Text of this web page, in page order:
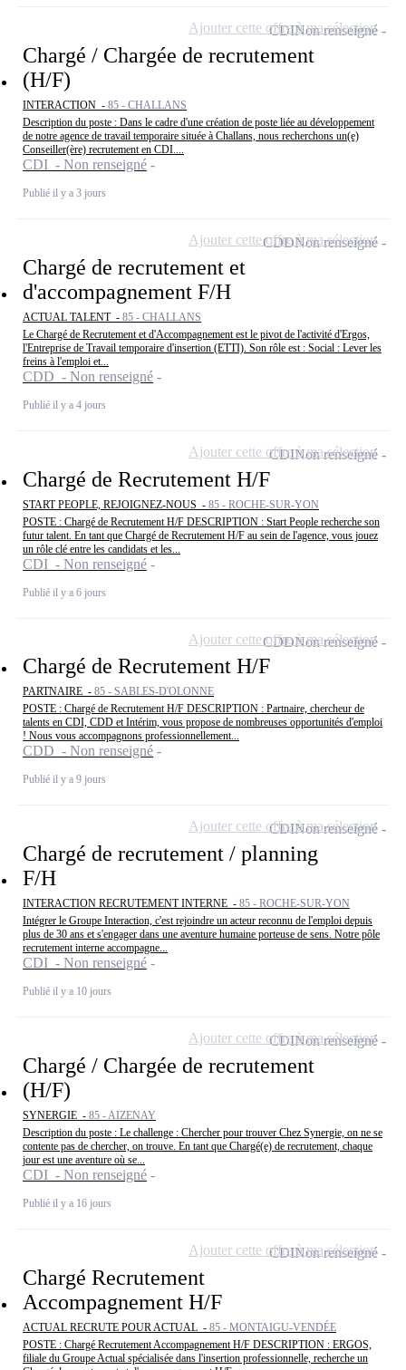
Chargé / Chargée de recrutement
(H/F)
INTERACTION - 85 - CHALLANS
Description du poste : Dans le cadre d'une création de poste liée au développement
de notre agence de travail temporaire située à Challans, nous recherchons un(e)
Conseiller(ère) recrutement en CDI....
CDI - Non renseigné
Publié il y a 3 jours
CDINon renseigné
Ajouter cette offre à ma sélection
Chargé de recrutement et
d'accompagnement F/H
ACTUAL TALENT - 85 - CHALLANS
Le Chargé de Recrutement et d'Accompagnement est le pivot de l'activité d'Ergos,
l'Entreprise de Travail temporaire d'insertion (ETTI). Son rôle est : Social : Lever les
freins à l'emploi et...
CDD - Non renseigné
Publié il y a 4 jours
CDDNon renseigné
Ajouter cette offre à ma sélection
Chargé de Recrutement H/F
START PEOPLE, REJOIGNEZ-NOUS - 85 - ROCHE-SUR-YON
POSTE : Chargé de Recrutement H/F DESCRIPTION : Start People recherche son
futur talent. En tant que Chargé de Recrutement H/F au sein de l'agence, vous jouez
un rôle clé entre les candidats et les...
CDI - Non renseigné
Publié il y a 6 jours
CDINon renseigné
Ajouter cette offre à ma sélection
Chargé de Recrutement H/F
PARTNAIRE - 85 - SABLES-D'OLONNE
POSTE : Chargé de Recrutement H/F DESCRIPTION : Partnaire, chercheur de
talents en CDI, CDD et Intérim, vous propose de nombreuses opportunités d'emploi
! Nous vous accompagnons professionnellement...
CDD - Non renseigné
Publié il y a 9 jours
CDDNon renseigné
Ajouter cette offre à ma sélection
Chargé de recrutement / planning
F/H
INTERACTION RECRUTEMENT INTERNE - 85 - ROCHE-SUR-YON
Intégrer le Groupe Interaction, c'est rejoindre un acteur reconnu de l'emploi depuis
plus de 30 ans et s'engager dans une aventure humaine porteuse de sens. Notre pôle
recrutement interne accompagne...
CDI - Non renseigné
Publié il y a 10 jours
CDINon renseigné
Ajouter cette offre à ma sélection
Chargé / Chargée de recrutement
(H/F)
SYNERGIE - 85 - AIZENAY
Description du poste : Le challenge : Chercher pour trouver Chez Synergie, on ne se
contente pas de chercher, on trouve. En tant que Chargé(e) de recrutement, chaque
jour est une aventure où se...
CDI - Non renseigné
Publié il y a 16 jours
CDINon renseigné
Ajouter cette offre à ma sélection
Chargé Recrutement
Accompagnement H/F
ACTUAL RECRUTE POUR ACTUAL - 85 - MONTAIGU-VENDÉE
POSTE : Chargé Recrutement Accompagnement H/F DESCRIPTION : ERGOS,
filiale du Groupe Actual spécialisée dans l'insertion professionnelle, recherche un
CDINon renseigné
Ajouter cette offre à ma sélection